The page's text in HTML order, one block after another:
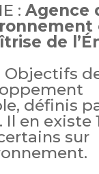
: Agence
de
Objectifs
définis
Il en existe
sur